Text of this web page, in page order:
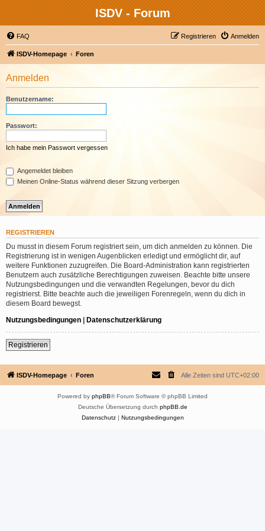
ISDV - Forum
FAQ Anmelden
Registrieren
ISDV-Homepage Foren
Anmelden
Benutzername:
Passwort:
Ich habe mein Passwort vergessen
Angemeldet bleiben
Meinen Online-Status während dieser Sitzung verbergen
REGISTRIEREN
Du musst in diesem Forum registriert sein, um dich anmelden zu können. Die
Registrierung ist in wenigen Augenblicken erledigt und ermöglicht dir, auf
weitere Funktionen zuzugreifen. Die Board-Administration kann registrierten
Benutzern auch zusätzliche Berechtigungen zuweisen. Beachte bitte unsere
Nutzungsbedingungen und die verwandten Regelungen, bevor du dich
registrierst. Bitte beachte auch die jeweiligen Forenregeln, wenn du dich in
diesem Board bewegst.
Nutzungsbedingungen | Datenschutzerklärung
Registrieren
ISDV-Homepage Foren Alle Zeiten sind UTC+02:00
Powered by phpBB® Forum Software © phpBB Limited
Deutsche Übersetzung durch phpBB.de
Datenschutz| Nutzungsbedingungen